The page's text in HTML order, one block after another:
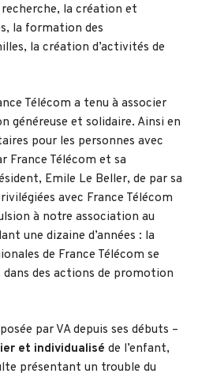
la création et
la formation des
la création d’activités de
Télécom a tenu à associer
généreuse et solidaire. Ainsi en
pour les personnes avec
France Télécom et sa
Emile Le Beller, de par sa
avec France Télécom
à notre association au
une dizaine d’années : la
de France Télécom se
des actions de promotion
par VA depuis ses débuts –
et individualisé de l’enfant,
présentant un trouble du